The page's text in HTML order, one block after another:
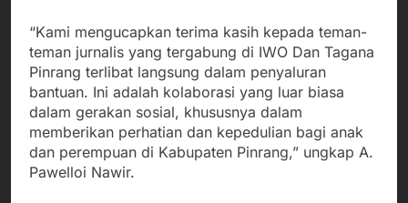
“Kami mengucapkan terima kasih kepada teman-
teman jurnalis yang tergabung di IWO Dan Tagana
Pinrang terlibat langsung dalam penyaluran
bantuan. Ini adalah kolaborasi yang luar biasa
dalam gerakan sosial, khususnya dalam
memberikan perhatian dan kepedulian bagi anak
dan perempuan di Kabupaten Pinrang,” ungkap A.
Pawelloi Nawir.